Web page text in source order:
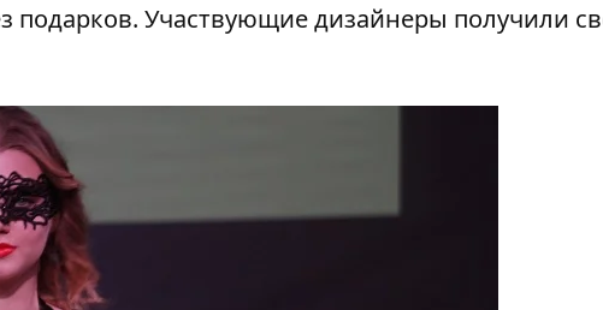
подарков. Участвующие дизайнеры получили